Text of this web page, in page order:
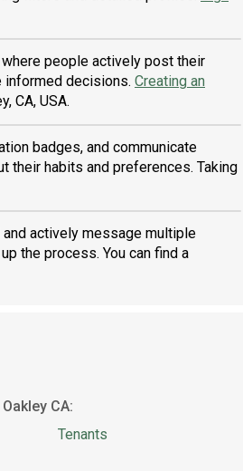
where people actively post their
informed decisions. Creating an
CA, USA.
badges, and communicate
their habits and preferences. Taking
and actively message multiple
the process. You can find a
CA:
Tenants